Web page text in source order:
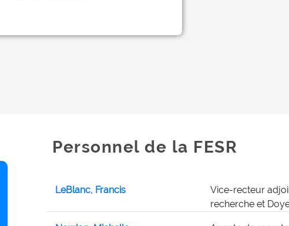
Personnel de la FESR
LeBlanc, Francis
Vice-recteur
recherche et